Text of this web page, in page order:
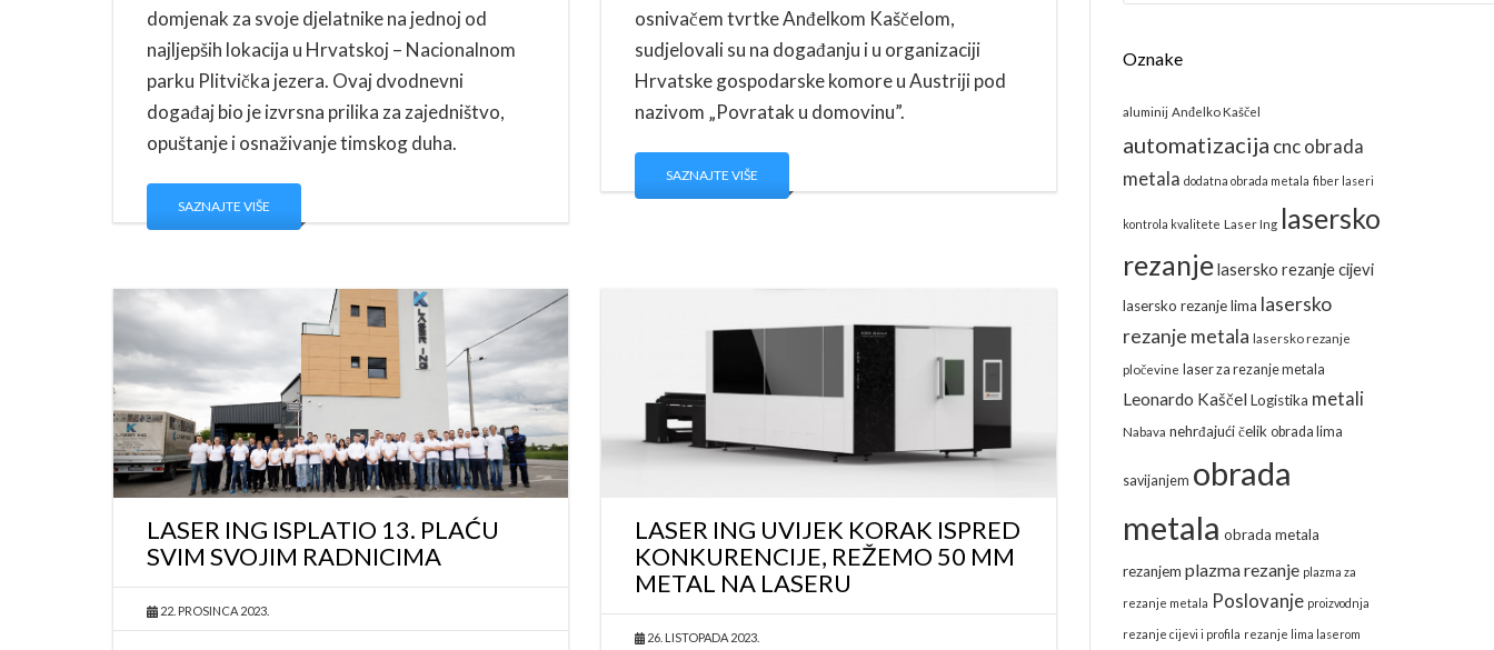
domjenak za svoje djelatnike na jednoj od
najljepših lokacija u Hrvatskoj – Nacionalnom
parku Plitvička jezera. Ovaj dvodnevni
događaj bio je izvrsna prilika za zajedništvo,
opuštanje i osnaživanje timskog duha.
SAZNAJTE VIŠE
osnivačem tvrtke Anđelkom Kaščelom,
sudjelovali su na događanju i u organizaciji
Hrvatske gospodarske komore u Austriji pod
nazivom „Povratak u domovinu”.
SAZNAJTE VIŠE
LASER ING ISPLATIO 13. PLAĆU
SVIM SVOJIM RADNICIMA
22. PROSINCA 2023.
LASER ING UVIJEK KORAK ISPRED
KONKURENCIJE, REŽEMO 50 MM
METAL NA LASERU
26. LISTOPADA 2023.
Oznake
aluminij Anđelko Kaščel
automatizacija cnc obrada
metala dodatna obrada metala fiber laseri
kontrola kvalitete Laser Ing lasersko
rezanjelasersko rezanje cijevi
lasersko rezanje lima lasersko
rezanje metala lasersko rezanje
pločevine laser za rezanje metala
Leonardo Kaščel Logistika metali
Nabava nehrđajući čelik obrada lima
savijanjem obrada
metala obrada metala
rezanjem plazma rezanje plazma za
rezanje metala Poslovanje proizvodnja
rezanje cijevi i profila rezanje lima laserom